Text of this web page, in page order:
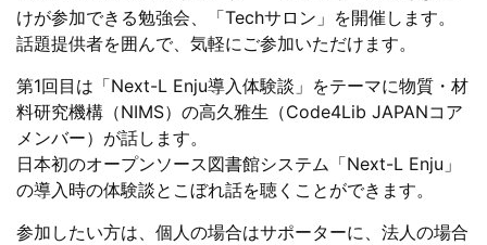
けが参加できる勉強会、「Techサロン」を開催します。
話題提供者を囲んで、気軽にご参加いただけます。
第1回目は「Next-L Enju導入体験談」をテーマに物質・材
料研究機構（NIMS）の高久雅生（Code4Lib JAPANコア
メンバー）が話します。
日本初のオープンソース図書館システム「Next-L Enju」
の導入時の体験談とこぼれ話を聴くことができます。
参加したい方は、個人の場合はサポーターに、法人の場合